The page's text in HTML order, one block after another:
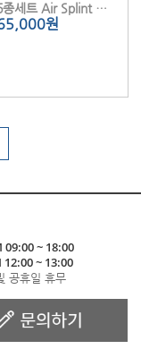
FA 공기부목 6종세트 Air Splint 팽창성부목 HLB 49set (에어펌프포함)
원
09:00 ~ 18:00
12:00 ~ 13:00
공휴일 휴무